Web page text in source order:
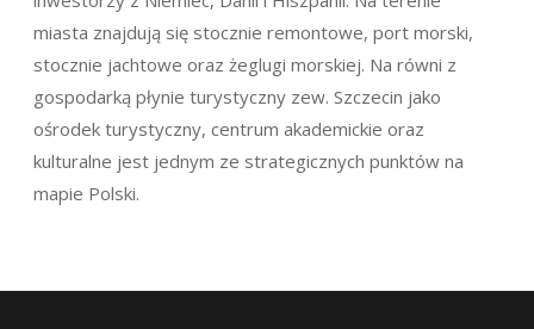
miasta znajdują się stocznie remontowe, port morski,
stocznie jachtowe oraz żeglugi morskiej. Na równi z
gospodarką płynie turystyczny zew. Szczecin jako
ośrodek turystyczny, centrum akademickie oraz
kulturalne jest jednym ze strategicznych punktów na
mapie Polski.